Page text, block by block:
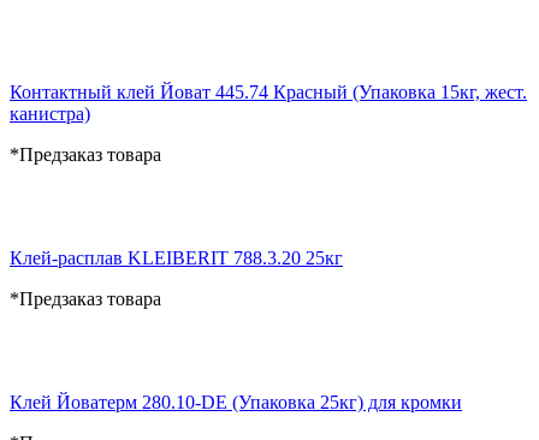
Контактный клей Йоват 445.74 Красный (Упаковка 15кг, жест.
канистра)
*Предзаказ товара
Клей-расплав KLEIBERIT 788.3.20 25кг
*Предзаказ товара
Клей Йоватерм 280.10-DE (Упаковка 25кг) для кромки